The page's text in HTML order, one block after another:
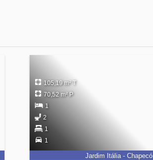
105,19 m² T
70,52 m² P
1
2
1
1
Jardim Itália - Chapecó